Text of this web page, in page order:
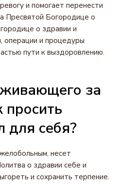
и помогает перенести
Пресвятой Богородице о
о здравии и
операции и процедуры
пути к выздоровлению.
за
для себя?
несет
о здравии себе и
и сохранить терпение.